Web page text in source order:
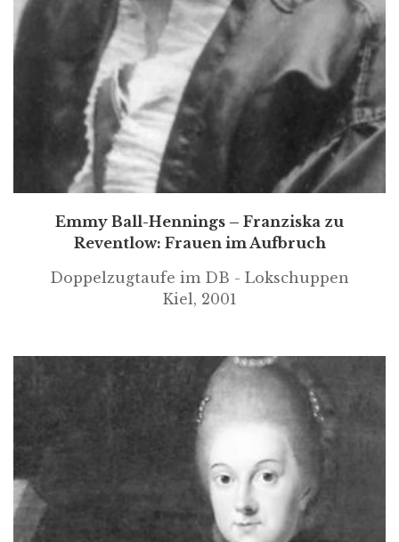
Emmy Ball-Hennings – Franziska zu
Reventlow: Frauen im Aufbruch
Doppelzugtaufe im DB - Lokschuppen
Kiel, 2001